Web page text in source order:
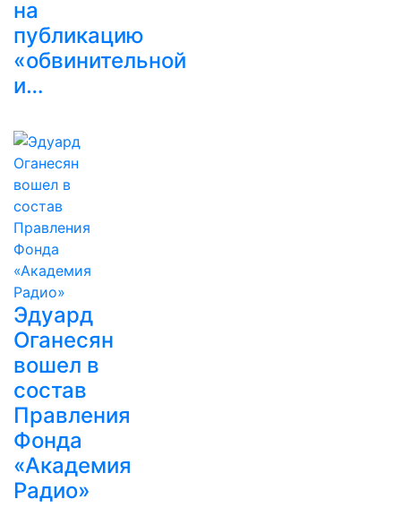
на
публикацию
«обвинительной
и…
Эдуард
Оганесян
вошел в
состав
Правления
Фонда
«Академия
Радио»